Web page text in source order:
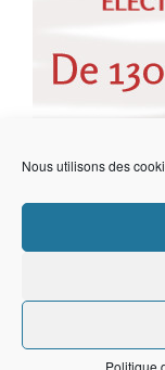
Nous utilisons des
Politique
Copyright ©